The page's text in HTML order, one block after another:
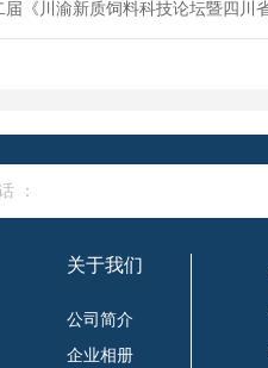
：
关于我们
公司简介
企业相册